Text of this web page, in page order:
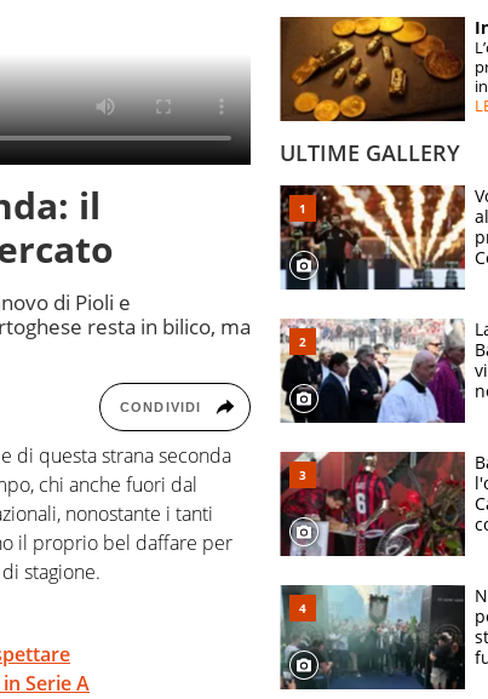
il
di Pioli e
resta in bilico, ma
CONDIVIDI
di questa strana seconda
chi anche fuori dal
nonostante i tanti
il proprio bel daffare per
stagione.
Serie A
ULTIME GALLERY